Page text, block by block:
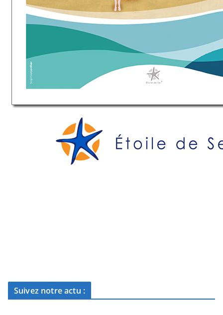
Suivez notre actu :